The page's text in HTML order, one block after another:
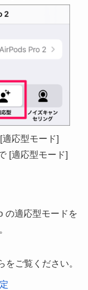
応型モード]
[適応型モード]
の適応型モードを
ご覧ください。